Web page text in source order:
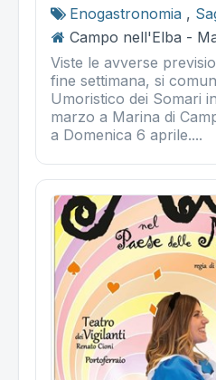
Enogastronomia ,
Campo nell'Elba -
Viste le avverse
fine settimana, si
Umoristico dei Somari
marzo a Marina di
a Domenica 6 aprile....